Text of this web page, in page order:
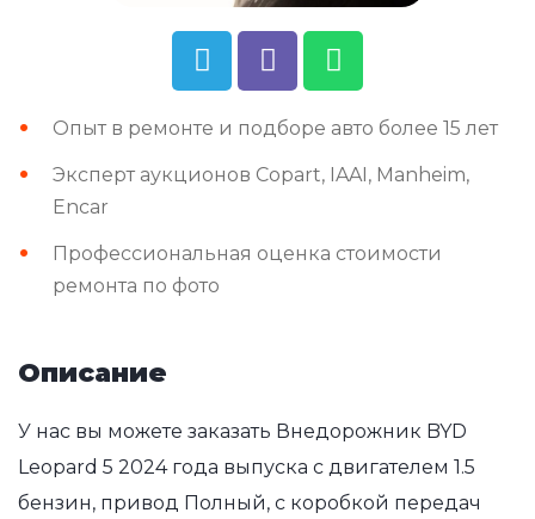
Опыт в ремонте и подборе авто более 15 лет
Эксперт аукционов Copart, IAAI, Manheim,
Encar
Профессиональная оценка стоимости
ремонта по фото
Описание
У нас вы можете заказать Внедорожник BYD
Leopard 5 2024 года выпуска с двигателем 1.5
бензин, привод Полный, с коробкой передач